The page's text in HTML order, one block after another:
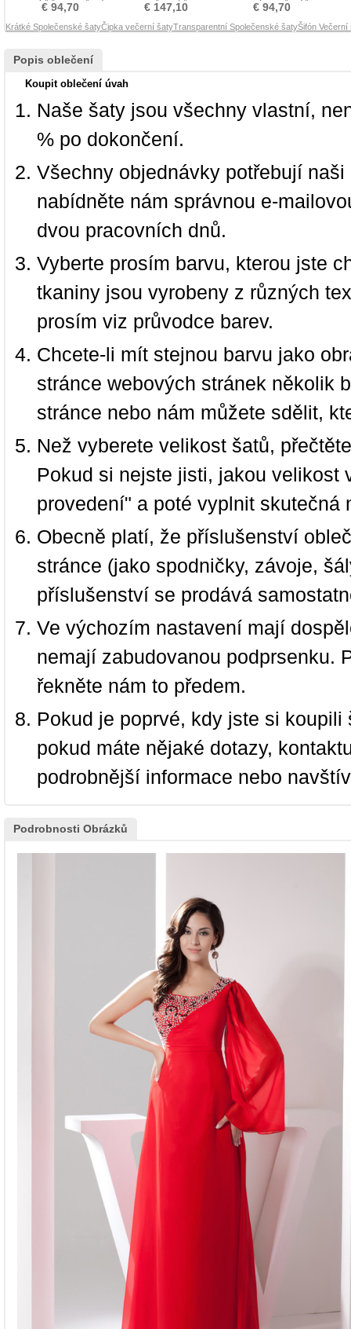
vysoká štěrbina Večerní
šaty
€ 94,70
Společenské šaty
€ 147,10
Kolena délka Večerní šaty
€ 94,70
Krátké Společenské šatyČipka večerní šatyTransparentní Společenské šatyŠifón Večerní
Popis oblečení
Koupit oblečení úvah
Naše šaty jsou všechny vlastní,
% po dokončení.
Všechny objednávky potřebují
nabídněte nám správnou e-
dvou pracovních dnů.
Vyberte prosím barvu, kterou jste
tkaniny jsou vyrobeny z různých
prosím viz průvodce barev.
Chcete-li mít stejnou barvu jako
stránce webových stránek několik
stránce nebo nám můžete sdělit,
Než vyberete velikost šatů,
Pokud si nejste jisti, jakou velikost
provedení" a poté vyplnit
Obecně platí, že příslušenství
stránce (jako spodničky, závoje,
příslušenství se prodává
Ve výchozím nastavení mají
nemají zabudovanou podprsenku.
řekněte nám to předem.
Pokud je poprvé, kdy jste si
pokud máte nějaké dotazy,
podrobnější informace nebo
Podrobnosti Obrázků